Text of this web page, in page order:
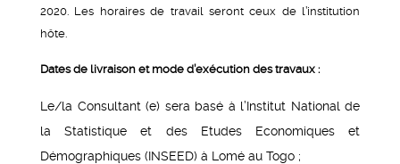
2020. Les horaires de travail seront ceux de l’institution
hôte.
Dates de livraison et mode d’exécution des travaux :
Le/la Consultant (e) sera basé à l’Institut National de
la Statistique et des Etudes Economiques et
Démographiques (INSEED) à Lomé au Togo ;